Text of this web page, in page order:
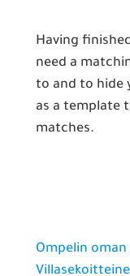
Having
need a
to and to hide
as a template
matches.
Ompelin